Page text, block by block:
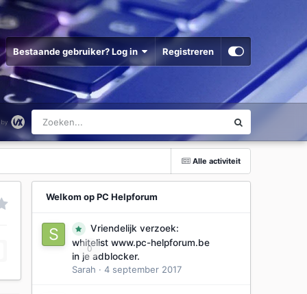
Bestaande gebruiker? Log in Registreren
Alle activiteit
Welkom op PC Helpforum
0
Vriendelijk verzoek:
whitelist www.pc-helpforum.be
in je adblocker.
Sarah · 4 september 2017